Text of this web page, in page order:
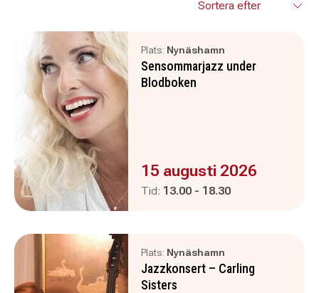
Plats: Nynäshamn
Sensommarjazz under
Blodboken
Evenemanget är :
15 augusti 2026
Tid: Pågår mellan
13.00 - och
18.30
Plats: Nynäshamn
Jazzkonsert – Carling
Sisters